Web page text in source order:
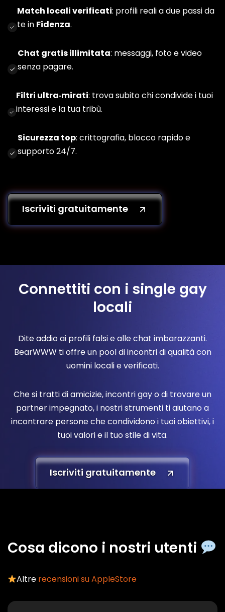
Match locali verificati: profili reali a due passi da
te in Fidenza.
Chat gratis illimitata: messaggi, foto e video
senza pagare.
Filtri ultra‑mirati: trova subito chi condivide i tuoi
interessi e la tua tribù.
Sicurezza top: crittografia, blocco rapido e
supporto 24/7.
Iscriviti gratuitamente
Connettiti con i single gay
locali
Dite addio ai profili falsi e alle chat imbarazzanti.
BearWWW ti offre un pool di incontri di qualità con
uomini locali e verificati.
Che si tratti di amicizie, incontri gay o di trovare un
partner impegnato, i nostri strumenti ti aiutano a
incontrare persone che condividono i tuoi obiettivi, i
tuoi valori e il tuo stile di vita.
Iscriviti gratuitamente
Cosa dicono i nostri utenti
Altre recensioni su AppleStore